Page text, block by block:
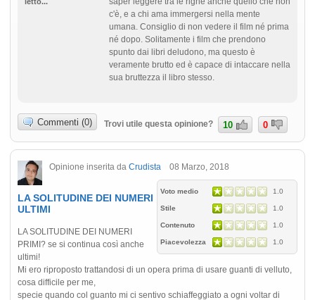
c'è, e a chi ama immergersi nella mente
umana. Consiglio di non vedere il film né prima
né dopo. Solitamente i film che prendono
spunto dai libri deludono, ma questo è
veramente brutto ed è capace di intaccare nella
sua bruttezza il libro stesso.
Commenti (0) Trovi utile questa opinione? 10 0
Opinione inserita da Crudista 08 Marzo, 2018
Voto medio 1.0
Stile 1.0
Contenuto 1.0
Piacevolezza 1.0
LA SOLITUDINE DEI NUMERI
ULTIMI
LA SOLITUDINE DEI NUMERI
PRIMI? se si continua così anche
ultimi!
Mi ero riproposto trattandosi di un opera prima di usare guanti di velluto,
cosa difficile per me,
specie quando col guanto mi ci sentivo schiaffeggiato a ogni voltar di